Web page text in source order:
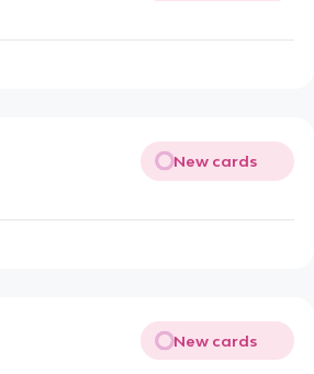
New cards
New cards